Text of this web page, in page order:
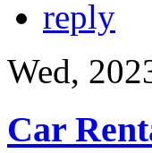
reply
Wed,
Car